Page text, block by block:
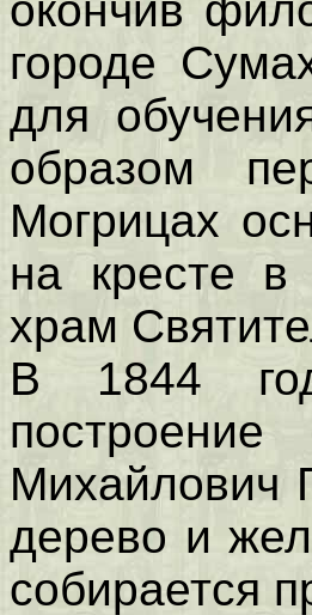
городе
для
образом
Могрицах
на кресте
храм
В 1844
Михайлович
дерево и
собирается